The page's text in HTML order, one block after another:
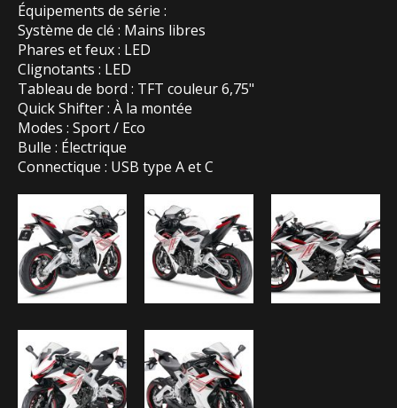
Équipements de série :
Système de clé : Mains libres
Phares et feux : LED
Clignotants : LED
Tableau de bord : TFT couleur 6,75"
Quick Shifter : À la montée
Modes : Sport / Eco
Bulle : Électrique
Connectique : USB type A et C